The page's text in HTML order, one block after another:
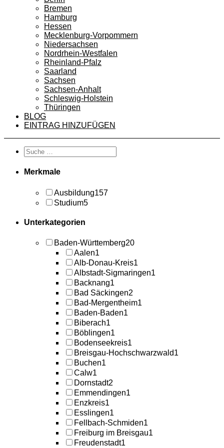
Bremen
Hamburg
Hessen
Mecklenburg-Vorpommern
Niedersachsen
Nordrhein-Westfalen
Rheinland-Pfalz
Saarland
Sachsen
Sachsen-Anhalt
Schleswig-Holstein
Thüringen
BLOG
EINTRAG HINZUFÜGEN
Merkmale
Ausbildung157
Studium5
Unterkategorien
Baden-Württemberg20
Aalen1
Alb-Donau-Kreis1
Albstadt-Sigmaringen1
Backnang1
Bad Säckingen2
Bad-Mergentheim1
Baden-Baden1
Biberach1
Böblingen1
Bodenseekreis1
Breisgau-Hochschwarzwald1
Buchen1
Calw1
Dornstadt2
Emmendingen1
Enzkreis1
Esslingen1
Fellbach-Schmiden1
Freiburg im Breisgau1
Freudenstadt1